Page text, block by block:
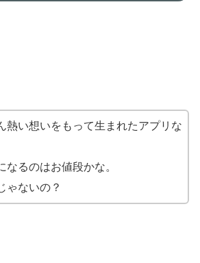
熱い想いをもって生まれたアプリな
なるのはお値段かな。
ゃないの？